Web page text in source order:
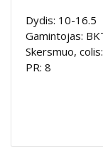
Dydis: 10-16.5
Gamintojas:
Skersmuo,
PR: 8